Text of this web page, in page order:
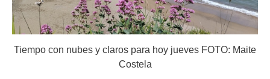
Tiempo con nubes y claros para hoy jueves FOTO: Maite
Costela